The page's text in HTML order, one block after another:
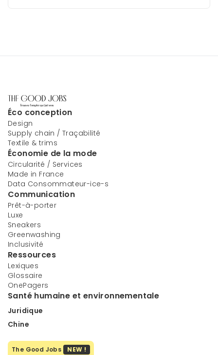
Éco conception
Design
Supply chain / Traçabilité
Textile & trims
Économie de la mode
Circularité / Services
Made in France
Data Consommateur-ice-s
Communication
Prêt-à-porter
Luxe
Sneakers
Greenwashing
Inclusivité
Ressources
Lexiques
Glossaire
OnePagers
Santé humaine et environnementale
Juridique
Chine
The Good Jobs NEW !